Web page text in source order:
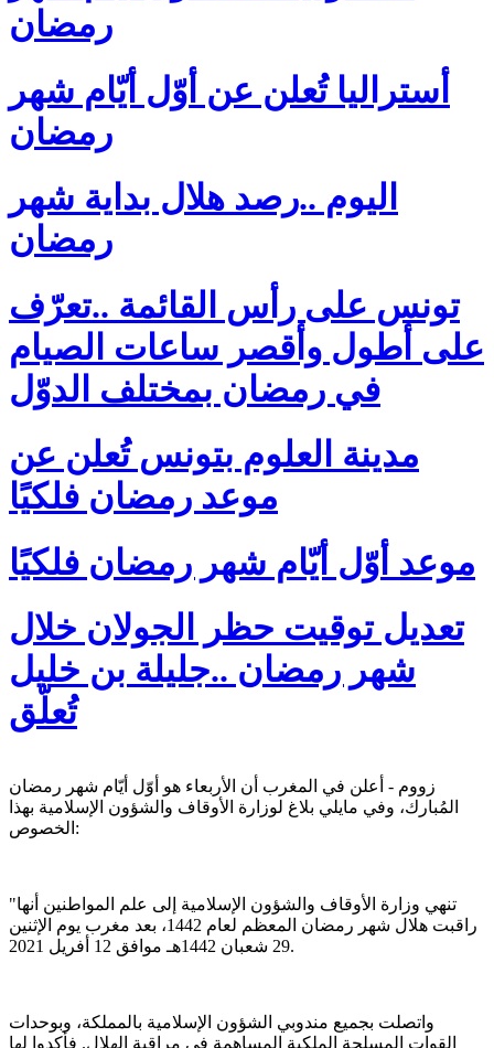
رمضان
أستراليا تُعلن عن أوّل أيّام شهر
رمضان
اليوم ..رصد هلال بداية شهر
رمضان
تونس على رأس القائمة ..تعرّف
على أطول وأقصر ساعات الصيام
في رمضان بمختلف الدوّل
مدينة العلوم بتونس تُعلن عن
موعد رمضان فلكيًا
موعد أوّل أيّام شهر رمضان فلكيًا
تعديل توقيت حظر الجولان خلال
شهر رمضان ..جليلة بن خليل
تُعلّق
زووم - أعلن في المغرب أن الأربعاء هو أوّل أيّام شهر رمضان
المُبارك، وفي مايلي بلاغ لوزارة الأوقاف والشؤون الإسلامية بهذا
الخصوص:
"تنهي وزارة الأوقاف والشؤون الإسلامية إلى علم المواطنين أنها
راقبت هلال شهر رمضان المعظم لعام 1442، بعد مغرب يوم الإثنين
29 شعبان 1442هـ موافق 12 أفريل 2021.
واتصلت بجميع مندوبي الشؤون الإسلامية بالمملكة، وبوحدات
القوات المسلحة الملكية المساهمة في مراقبة الهلال. فأكدوا لها